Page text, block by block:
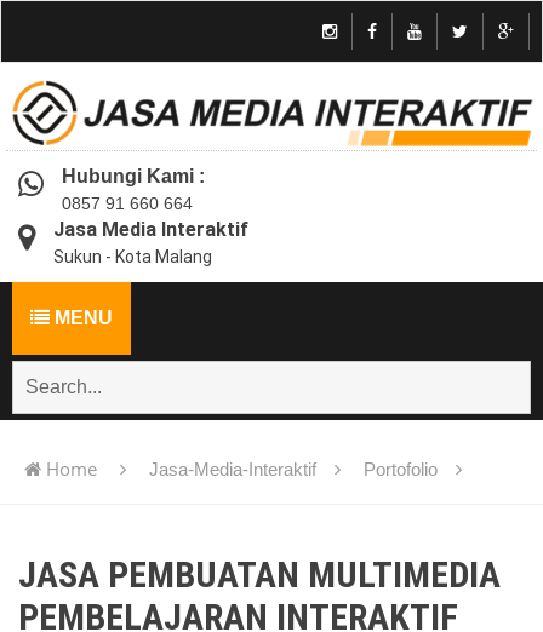
Hubungi Kami :
0857 91 660 664
Jasa Media Interaktif
Sukun - Kota Malang
MENU
Home Jasa-Media-Interaktif Portofolio
JASA PEMBUATAN MULTIMEDIA
PEMBELAJARAN INTERAKTIF